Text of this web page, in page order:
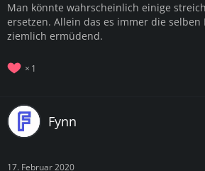
Man könnte wahrscheinlich einige
ersetzen. Allein das es immer die selben
ziemlich ermüdend.
1
Fynn
17. Februar 2020